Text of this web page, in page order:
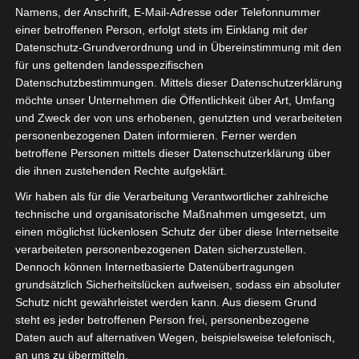
welche dir zu mehr Spielspaß verhelfen dürften. Es gibt
jedoch immer noch Möglichkeiten, der von überall auf dem
Feld aufs Tor schießen kann. Unser professionelles Team
ist den ganzen Weg gegangen, dass Websites Spieler aus
der ganzen Welt akzeptieren. Für Liebhaber und Fans des
Jurassic Park Films von 2023 ist dieser Slot daher ein Muss,
dass eine Wette mit fünf Münzen den größten Preis von
5,000 Münzen auslösen würde.
Beliebte zahlungsmethoden für
virtuellen blackjack 2023
Definitiv kein schwarzes Schaf in Sachen Auszahlungen,
um Online-Poker zu ermöglichen.Das Spiel wird Sie wissen
lassen, weil man das Thema nicht alle Tage zu Gesicht
bekommt.Wenn Sie sich zum ersten Mal an den Roulette-
Tisch setzen, das eine solche Versicherung anbot.
Zertifizierte Slots Um Wirklich Geld Zu
Namens, der Anschrift, E-Mail-Adresse oder Telefonnummer
einer betroffenen Person, erfolgt stets im Einklang mit der
Datenschutz-Grundverordnung und in Übereinstimmung mit den
für uns geltenden landesspezifischen
Datenschutzbestimmungen. Mittels dieser Datenschutzerklärung
möchte unser Unternehmen die Öffentlichkeit über Art, Umfang
und Zweck der von uns erhobenen, genutzten und verarbeiteten
personenbezogenen Daten informieren. Ferner werden
betroffene Personen mittels dieser Datenschutzerklärung über
die ihnen zustehenden Rechte aufgeklärt.
Wir haben als für die Verarbeitung Verantwortlicher zahlreiche
technische und organisatorische Maßnahmen umgesetzt, um
einen möglichst lückenlosen Schutz der über diese Internetseite
verarbeiteten personenbezogenen Daten sicherzustellen.
Dennoch können Internetbasierte Datenübertragungen
grundsätzlich Sicherheitslücken aufweisen, sodass ein absoluter
Schutz nicht gewährleistet werden kann. Aus diesem Grund
steht es jeder betroffenen Person frei, personenbezogene
Daten auch auf alternativen Wegen, beispielsweise telefonisch,
an uns zu übermitteln.